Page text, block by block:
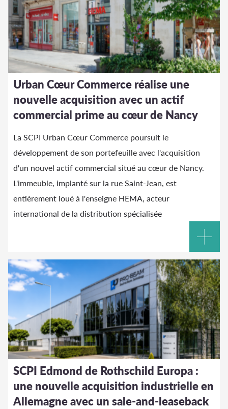
Urban Cœur Commerce réalise une
nouvelle acquisition avec un actif
commercial prime au cœur de Nancy
La SCPI Urban Cœur Commerce poursuit le
développement de son portefeuille avec l'acquisition
d'un nouvel actif commercial situé au cœur de Nancy.
L'immeuble, implanté sur la rue Saint-Jean, est
entièrement loué à l'enseigne HEMA, acteur
international de la distribution spécialisée
SCPI Edmond de Rothschild Europa :
une nouvelle acquisition industrielle en
Allemagne avec un sale-and-leaseback